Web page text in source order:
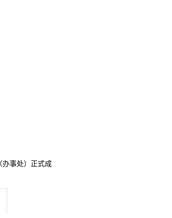
办事处）正式成